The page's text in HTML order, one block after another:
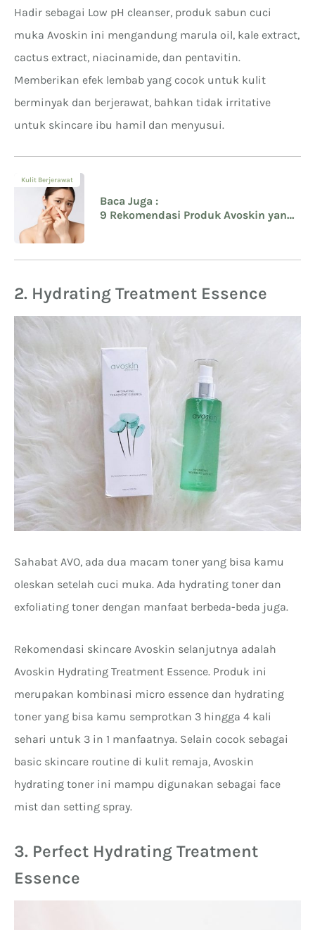
Hadir sebagai Low pH cleanser, produk sabun cuci
muka Avoskin ini mengandung marula oil, kale extract,
cactus extract, niacinamide, dan pentavitin.
Memberikan efek lembab yang cocok untuk kulit
berminyak dan berjerawat, bahkan tidak irritative
untuk skincare ibu hamil dan menyusui.
Kulit Berjerawat
Baca Juga :
9 Rekomendasi Produk Avoskin yang
2. Hydrating Treatment Essence
Sahabat AVO, ada dua macam toner yang bisa kamu
oleskan setelah cuci muka. Ada hydrating toner dan
exfoliating toner dengan manfaat berbeda-beda juga.
Rekomendasi skincare Avoskin selanjutnya adalah
Avoskin Hydrating Treatment Essence. Produk ini
merupakan kombinasi micro essence dan hydrating
toner yang bisa kamu semprotkan 3 hingga 4 kali
sehari untuk 3 in 1 manfaatnya. Selain cocok sebagai
basic skincare routine di kulit remaja, Avoskin
hydrating toner ini mampu digunakan sebagai face
mist dan setting spray.
3. Perfect Hydrating Treatment
Essence